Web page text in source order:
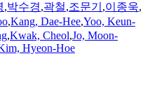
,박수경,곽철,조문기 ,이종욱,
,Kang, Dae-Hee,Yoo, Keun-
,Kwak, Cheol,Jo, Moon-
Hyeon-Hoe